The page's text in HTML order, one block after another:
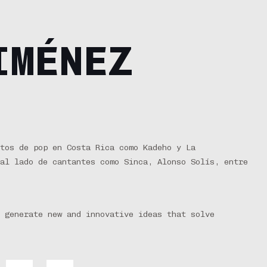
de pop en Costa Rica como Kadeho y La
lado de cantantes como Sinca, Alonso Solís, entre
new and innovative ideas that solve